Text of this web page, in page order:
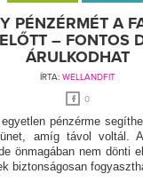
PÉNZÉRMÉT A
– FONTOS
ÁRULKODHAT
ÍRTA: WELLANDFIT
0
pénzérme
amíg távol voltál.
önmagában nem dönti
biztonságosan